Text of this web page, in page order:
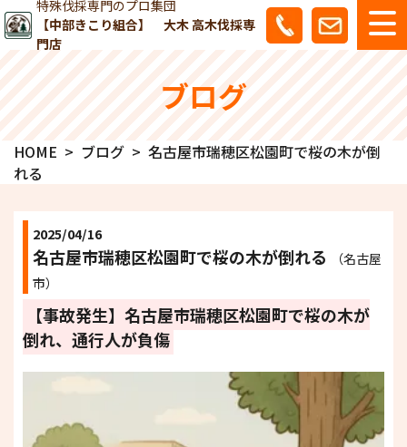
特殊伐採専門のプロ集団
【中部きこり組合】 大木 高木伐採専
門店
ブログ
HOME ブログ
名古屋市瑞穂区松園町で桜の木が倒
れる
2025/04/16
名古屋市瑞穂区松園町で桜の木が倒れる
（名古屋
市）
【事故発生】名古屋市瑞穂区松園町で桜の木が
倒れ、通行人が負傷